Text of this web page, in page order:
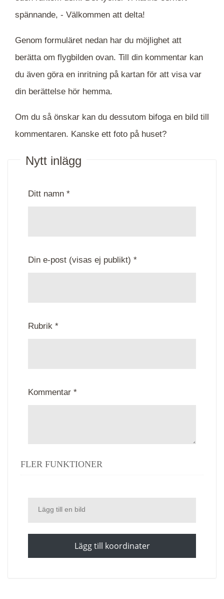
spännande, - Välkommen att delta!
Genom formuläret nedan har du möjlighet att
berätta om flygbilden ovan. Till din kommentar kan
du även göra en inritning på kartan för att visa var
din berättelse hör hemma.
Om du så önskar kan du dessutom bifoga en bild till
kommentaren. Kanske ett foto på huset?
Nytt inlägg
Ditt namn *
Din e-post (visas ej publikt) *
Rubrik *
Kommentar *
FLER FUNKTIONER
Lägg till en bild
Lägg till koordinater